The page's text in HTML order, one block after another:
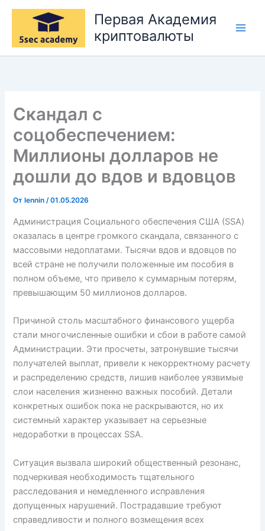
Перейти
содержимому
Первая Академия
криптовалюты
Скандал с
соцобеспечением:
Миллионы долларов не
дошли до вдов и вдовцов
От lennin/01.05.2026
Администрация Социального обеспечения США (SSA)
оказалась в центре громкого скандала, связанного с
массовыми недоплатами. Тысячи вдов и вдовцов по
всей стране не получили положенные им пособия в
полном объеме, что привело к суммарным потерям,
превышающим 50 миллионов долларов.
Причиной столь масштабного финансового ущерба
стали многочисленные ошибки и сбои в работе самой
Администрации. Эти просчеты, затронувшие тысячи
получателей выплат, привели к некорректному расчету
и распределению средств, лишив наиболее уязвимые
слои населения жизненно важных пособий. Детали
конкретных ошибок пока не раскрываются, но их
системный характер указывает на серьезные
недоработки в процессах SSA.
Ситуация вызвала широкий общественный резонанс,
подчеркивая необходимость тщательного
расследования и немедленного исправления
допущенных нарушений. Пострадавшие требуют
справедливости и полного возмещения всех